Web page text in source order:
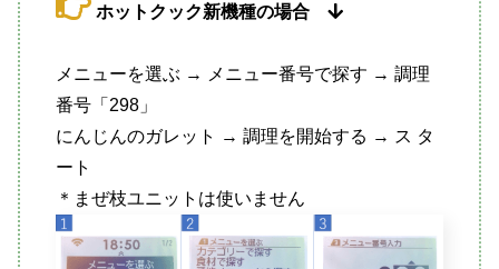
ホットクック新機種の場合
メニューを選ぶ → メニュー番号で探す → 調理
番号「298」
にんじんのガレット → 調理を開始する → ス タ
ート
＊まぜ枝ユニットは使いません